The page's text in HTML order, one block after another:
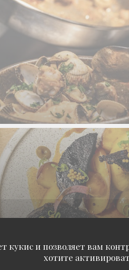
кукис и позволяет вам
хотите